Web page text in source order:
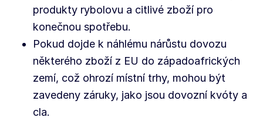
produkty rybolovu a citlivé zboží pro
konečnou spotřebu.
Pokud dojde k náhlému nárůstu dovozu
některého zboží z EU do západoafrických
zemí, což ohrozí místní trhy, mohou být
zavedeny záruky, jako jsou dovozní kvóty a
cla.